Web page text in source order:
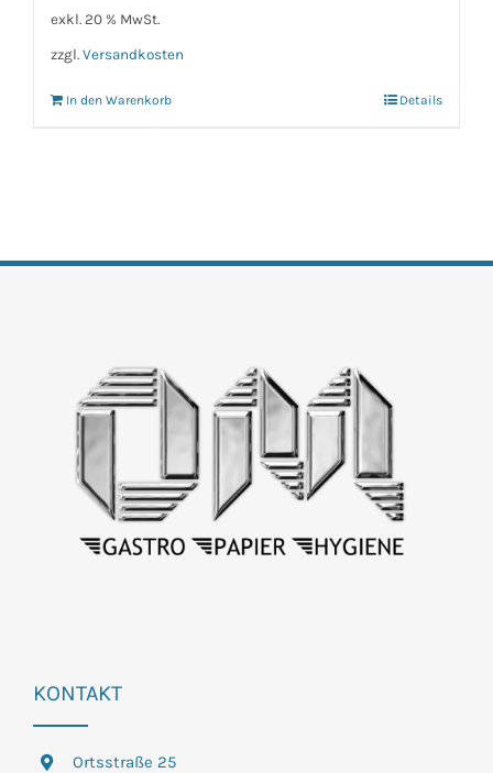
exkl. 20 % MwSt.
zzgl. Versandkosten
In den Warenkorb Details
KONTAKT
Ortsstraße 25